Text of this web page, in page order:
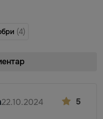
(4)
5
22.10.2024